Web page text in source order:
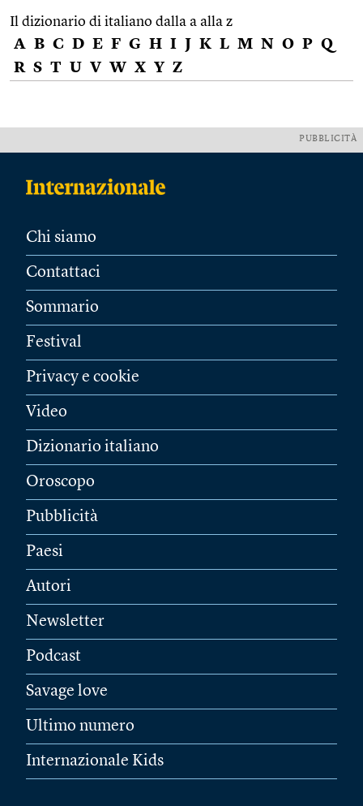
Il dizionario di italiano dalla a alla z
A B C D E F G H I J K L M N O P Q
R S T U V W X Y Z
PUBBLICITÀ
Chi siamo
Contattaci
Sommario
Festival
Privacy e cookie
Video
Dizionario italiano
Oroscopo
Pubblicità
Paesi
Autori
Newsletter
Podcast
Savage love
Ultimo numero
Internazionale Kids